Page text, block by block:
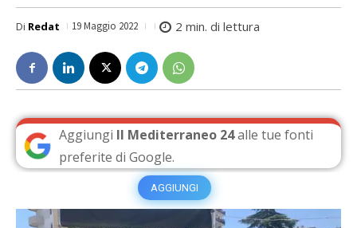
Di Redat 19 Maggio 2022 2 min. di lettura
Aggiungi Il Mediterraneo 24alle tue fonti
preferite di Google.
AGGIUNGI